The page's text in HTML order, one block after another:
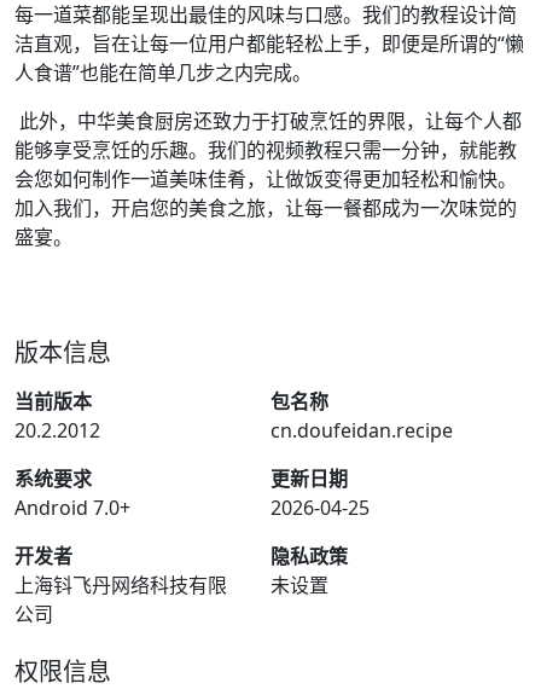
每一道菜都能呈现出最佳的风味与口感。我们的教程设计简
洁直观，旨在让每一位用户都能轻松上手，即便是所谓的“懒
人食谱”也能在简单几步之内完成。
此外，中华美食厨房还致力于打破烹饪的界限，让每个人都
能够享受烹饪的乐趣。我们的视频教程只需一分钟，就能教
会您如何制作一道美味佳肴，让做饭变得更加轻松和愉快。
加入我们，开启您的美食之旅，让每一餐都成为一次味觉的
盛宴。
版本信息
当前版本
20.2.2012
包名称
cn.doufeidan.recipe
系统要求
Android 7.0+
更新日期
2026-04-25
开发者
上海钭飞丹网络科技有限
公司
隐私政策
未设置
权限信息